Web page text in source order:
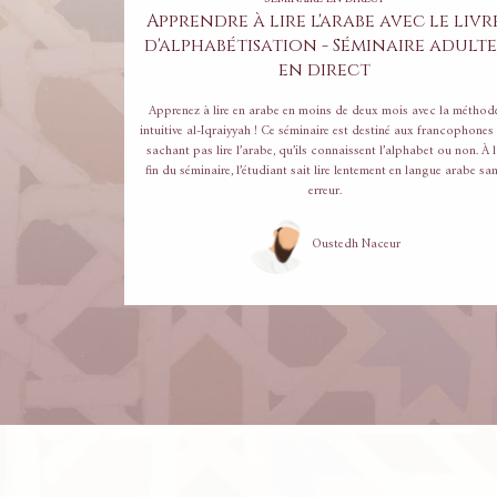
Apprendre à lire l'arabe avec le
d'alphabétisation - Séminaire
en direct
Apprenez à lire en arabe en moins de deux mois avec la
intuitive al-Iqraiyyah ! Ce séminaire est destiné aux francophones ne
sachant pas lire l’arabe, qu’ils connaissent l’alphabet ou non. À la
fin du séminaire, l’étudiant sait lire lentement en langue arabe
erreur.
Oustedh Naceur